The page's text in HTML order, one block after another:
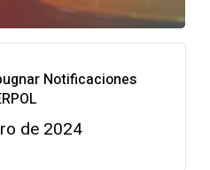
Notificaciones
de 2024